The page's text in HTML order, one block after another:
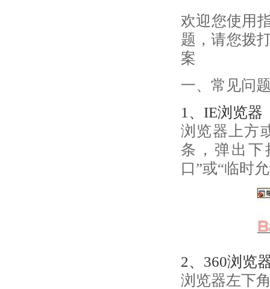
欢迎您使用
题，请您拨
案
一、常见问
1、IE浏览器
浏览器上方
条，弹出下
口”或“临时
2、360浏览
浏览器左下